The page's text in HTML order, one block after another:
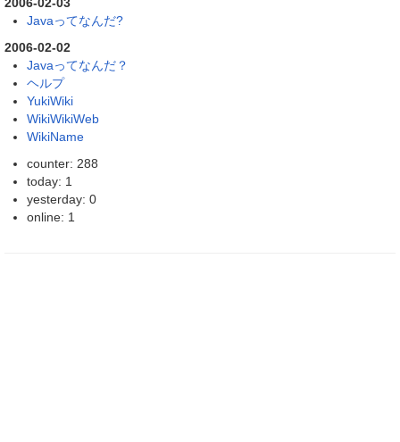
Javaってなんだ?
2006-02-02
Javaってなんだ？
ヘルプ
YukiWiki
WikiWikiWeb
WikiName
counter: 288
today: 1
yesterday: 0
online: 1